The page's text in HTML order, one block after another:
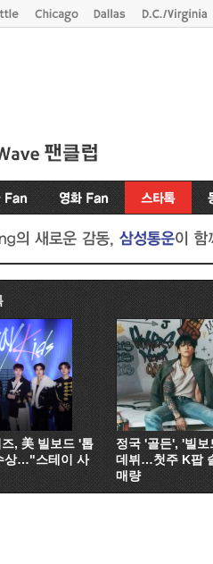
, 美 빌보드 '톱
상…"스테이 사
정국 '골든', '빌
데뷔…첫주 K팝
매량